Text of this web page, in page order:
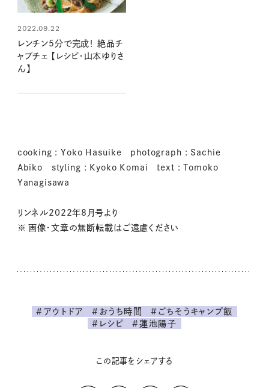
2022.09.22
レンチン5分で完成！ 絶品チ
ャプチェ 【レシピ・山本ゆりさ
ん】
cooking : Yoko Hasuike photograph : Sachie
Abiko styling : Kyoko Komai text : Tomoko
Yanagisawa
リンネル2022年8月号より
※ 画像・文章の無断転載はご遠慮ください
#アウトドア #おうち時間
#ごちそうキャンプ飯
#レシピ
#蓮池陽子
この記事をシェアする